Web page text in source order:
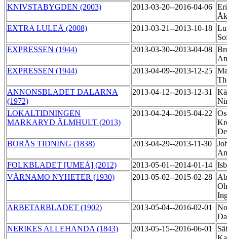
KNIVSTABYGDEN (2003)
2013-03-20--2016-04-06
EXTRA LULEÅ (2008)
2013-03-21--2013-10-18
EXPRESSEN (1944)
2013-03-30--2013-04-08
EXPRESSEN (1944)
2013-04-09--2013-12-25
ANNONSBLADET DALARNA
(1972)
2013-04-12--2013-12-31
LOKALTIDNINGEN
MARKARYD ÄLMHULT (2013)
2013-04-24--2015-04-22
BORÅS TIDNING (1838)
2013-04-29--2013-11-30
FOLKBLADET [UMEÅ] (2012)
2013-05-01--2014-01-14
VÄRNAMO NYHETER (1930)
2013-05-02--2015-02-28
ARBETARBLADET (1902)
2013-05-04--2016-02-01
NERIKES ALLEHANDA (1843)
2013-05-15--2016-06-01